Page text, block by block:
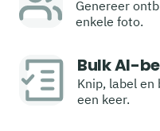
Genereer
enkele foto.
Bulk AI-
Knip, label en
een keer.